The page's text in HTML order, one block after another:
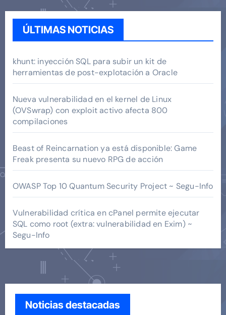
ÚLTIMAS NOTICIAS
khunt: inyección SQL para subir un kit de
herramientas de post-explotación a Oracle
Nueva vulnerabilidad en el kernel de Linux
(OVSwrap) con exploit activo afecta 800
compilaciones
Beast of Reincarnation ya está disponible: Game
Freak presenta su nuevo RPG de acción
OWASP Top 10 Quantum Security Project ~ Segu-Info
Vulnerabilidad crítica en cPanel permite ejecutar
SQL como root (extra: vulnerabilidad en Exim) ~
Segu-Info
Noticias destacadas